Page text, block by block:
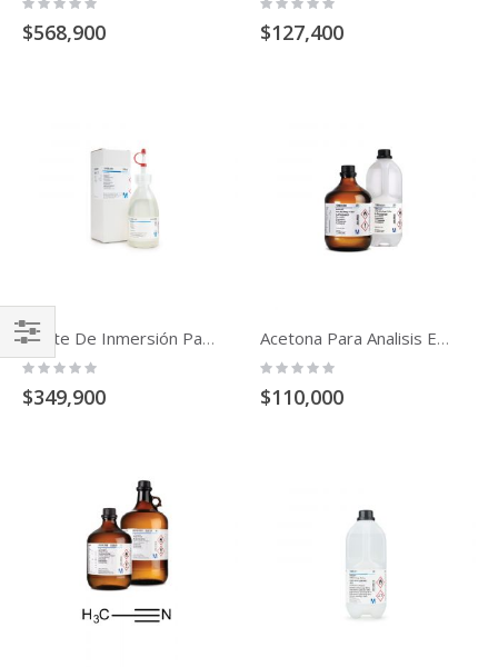
0%
$568,900
0%
$127,400
Aceite De Inmersión Para Microscopia (500ml)
Rating:
0%
$349,900
Acetona Para Analisis Emsure Acs,Iso,Reag. Ph Eur (Acetona)
Rating:
0%
$110,000
Comprar
Por